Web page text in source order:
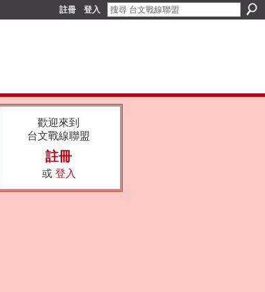
註冊 登入
歡迎來到
台文戰線聯盟
註冊
或 登入